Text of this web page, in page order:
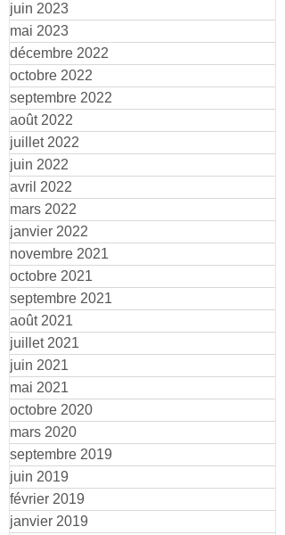
juin 2023
mai 2023
décembre 2022
octobre 2022
septembre 2022
août 2022
juillet 2022
juin 2022
avril 2022
mars 2022
janvier 2022
novembre 2021
octobre 2021
septembre 2021
août 2021
juillet 2021
juin 2021
mai 2021
octobre 2020
mars 2020
septembre 2019
juin 2019
février 2019
janvier 2019